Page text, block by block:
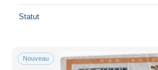
Statut
Nouveau